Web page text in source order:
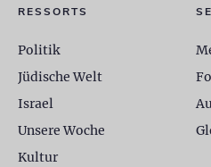
RESSORTS
Politik
Jüdische Welt
Israel
Unsere Woche
Kultur